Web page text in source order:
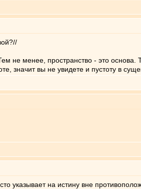
не менее, пространство - это
значит вы не увидете и пустоту в
указывает на истину вне